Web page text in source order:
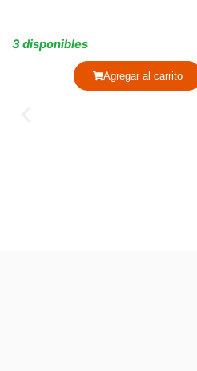
3 disponibles
Agregar al carrito